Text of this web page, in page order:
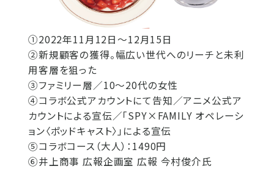
①2022年11月12日～12月15日
②新規顧客の獲得。幅広い世代へのリーチと未利
用客層を狙った
③ファミリー層／10～20代の女性
④コラボ公式アカウントにて告知／アニメ公式ア
カウントによる宣伝／「SPY×FAMILY オペレーシ
ョン〈ポッドキャスト〉」による宣伝
⑤コラボコース（大人）：1490円
⑥井上商事 広報企画室 広報 今村俊介氏